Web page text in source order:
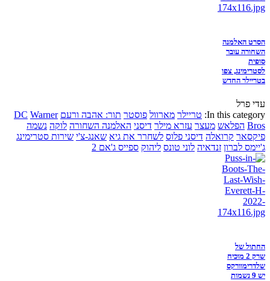
הסרט האלמנה
השחורה עובר
סופית
לסטרימינג, צפו
בטריילר החדש
עדי פרל
In this category: טריילר מארוול פוסטר תור: אהבה ורעם DC Warner
Bros הפלאש מעצר עזרא מילר דיסני האלמנה השחורה לוקה נשמה
פיקסאר קרואלה דיסני פלוס לשחרר את גיא שאנג-צ'י שירות סטרימינג
ג'יימס לברון זנדאיה לוני טונס ליהוק ספייס ג'אם 2
החתול של
שרק 2 מוכיח
שלדרימוורקס
יש 9 נשמות